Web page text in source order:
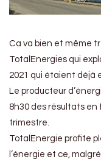
Ca va bien et même
TotalEnergies qui
2021 qui étaient déjà
Le producteur
8h30 des résultats
trimestre.
TotalEnergie profite
l’énergie et ce,